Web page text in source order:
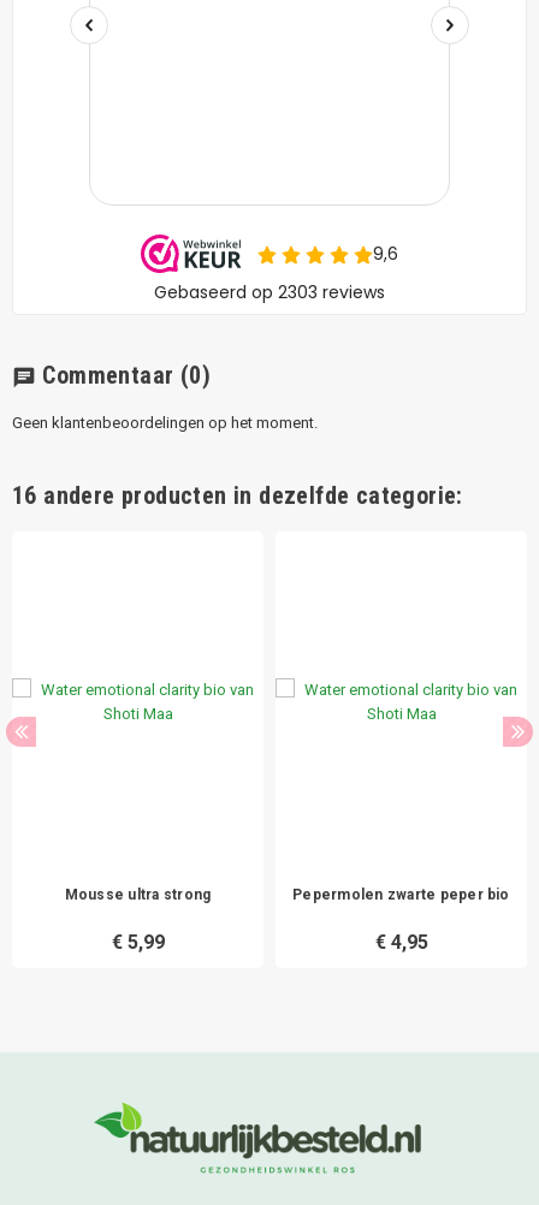
chat Commentaar (0)
Geen klantenbeoordelingen op het moment.
16 andere producten in dezelfde categorie:
Mousse ultra strong
€ 5,99
Pepermolen zwarte peper bio
€ 4,95